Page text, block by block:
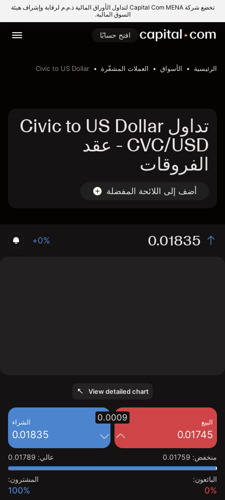
تخضع شركة Capital Com MENA لتداول الأوراق المالية ذ.م.م لرقابة وإشراف هيئة
السوق المالية.
افتح حسابًا
الرئيسية الأسواق العملات المشفّرة Civic to US Dollar
تداول Civic to US Dollar
- CVC/USD عقد
الفروقات
أضف إلى اللائحة المفضلة
0.01835
+0%
View detailed chart
البيع
0.01745
الشراء
0.01835
0.0009
منخفض:
0.01759 عالي:
0.01789
البائعون:
0%
المشترون:
100%